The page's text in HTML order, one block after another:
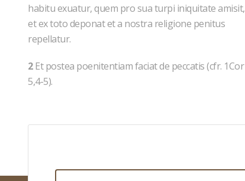
habitu exuatur, quem pro sua turpi iniquitate amisit,
et ex toto deponat et a nostra religione penitus
repellatur.
2Et postea poenitentiam faciat de peccatis (cfr. 1Cor
5,4-5).